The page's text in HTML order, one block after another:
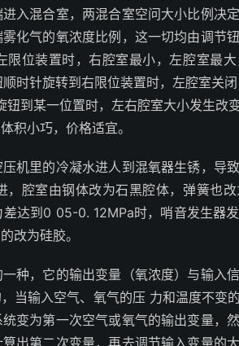
入混合室，两混合室空问大小比例决
化气的氧浓度比例，这一切均由调节
位装置时，右腔室最小，左腔室最
时针旋转到右限位装置时，左腔室关
钮到某一位置时，左右腔室大小发生改
积小巧，价格适宜。
机里的冷凝水进人到混氧器生锈，导
腔室由钢体改为石黑腔体，弹簧也
达到0 05-0. 12MPa时，哨音发生器
改为硅胶。
种，它的输出变量（氧浓度）与输入
当输入空气、氧气的压 力和温度不变
变为第一次空气或氧气的输出变量，
出第二次变量，再去调节输入变量的